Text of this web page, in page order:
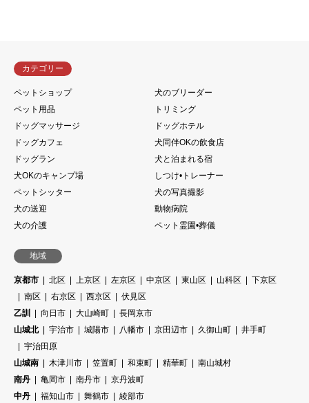
カテゴリー
ペットショップ
犬のブリーダー
ペット用品
トリミング
ドッグマッサージ
ドッグホテル
ドッグカフェ
犬同伴OKの飲食店
ドッグラン
犬と泊まれる宿
犬OKのキャンプ場
しつけ•トレーナー
ペットシッター
犬の写真撮影
犬の送迎
動物病院
犬の介護
ペット霊園•葬儀
地域
京都市 北区 上京区 左京区 中京区 東山区 山科区
下京区
南区
右京区 西京区
伏見区
乙訓
向日市 大山崎町
長岡京市
山城北
宇治市 城陽市 八幡市 京田辺市 久御山町
井手町
宇治田原
山城南
木津川市 笠置町 和束町 精華町
南山城村
南丹
亀岡市 南丹市
京丹波町
中丹
福知山市 舞鶴市
綾部市